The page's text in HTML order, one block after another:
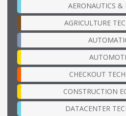
AERONAUTICS &
AGRICULTURE
CHECKOUT
CONSTRUCTION
DATACENTER